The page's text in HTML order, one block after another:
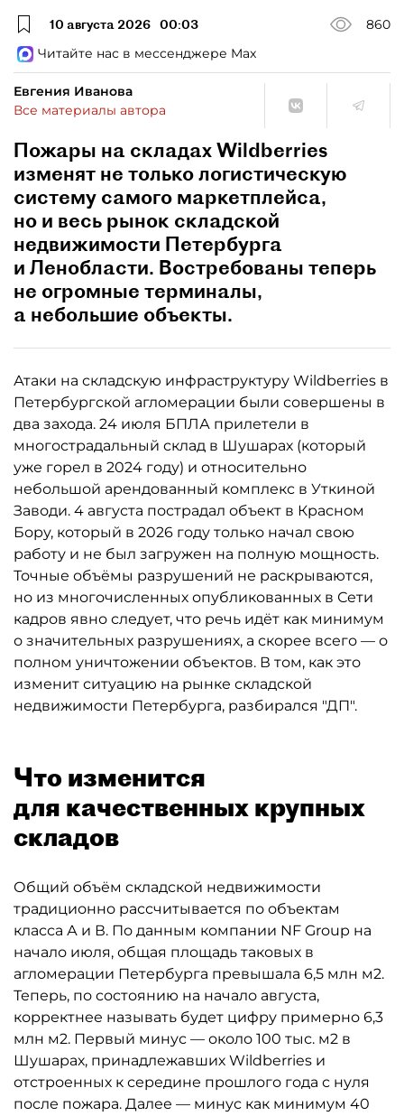
10 августа 2026 00:03
860
Читайте нас в мессенджере Max
Евгения Иванова
Все материалы автора
Пожары на складах Wildberries
изменят не только логистическую
систему самого маркетплейса,
но и весь рынок складской
недвижимости Петербурга
и Ленобласти. Востребованы теперь
не огромные терминалы,
а небольшие объекты.
Атаки на складскую инфраструктуру Wildberries в
Петербургской агломерации были совершены в
два захода. 24 июля БПЛА прилетели в
многострадальный склад в Шушарах (который
уже горел в 2024 году) и относительно
небольшой арендованный комплекс в Уткиной
Заводи. 4 августа пострадал объект в Красном
Бору, который в 2026 году только начал свою
работу и не был загружен на полную мощность.
Точные объёмы разрушений не раскрываются,
но из многочисленных опубликованных в Сети
кадров явно следует, что речь идёт как минимум
о значительных разрушениях, а скорее всего — о
полном уничтожении объектов. В том, как это
изменит ситуацию на рынке складской
недвижимости Петербурга, разбирался "ДП".
Что изменится
для качественных крупных
складов
Общий объём складской недвижимости
традиционно рассчитывается по объектам
класса А и В. По данным компании NF Group на
начало июля, общая площадь таковых в
агломерации Петербурга превышала 6,5 млн м2.
Теперь, по состоянию на начало августа,
корректнее называть будет цифру примерно 6,3
млн м2. Первый минус — около 100 тыс. м2 в
Шушарах, принадлежавших Wildberries и
отстроенных к середине прошлого года с нуля
после пожара. Далее — минус как минимум 40